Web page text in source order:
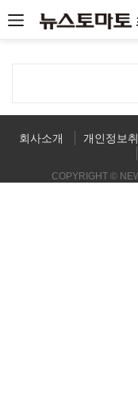
회사소개 개인정보
COPYRIGHT ©